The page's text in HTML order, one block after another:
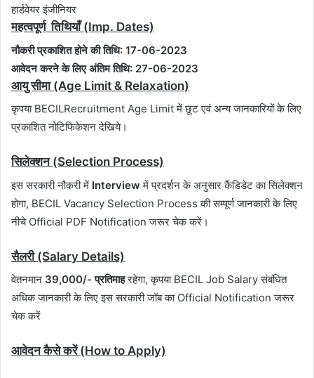
हार्डवेयर इंजीनियर
महत्वपूर्ण तिथियाँ (Imp. Dates)
नौकरी प्रकाशित होने की तिथि: 17-06-2023
आवेदन करने के लिए अंतिम तिथि: 27-06-2023
आयु सीमा (Age Limit & Relaxation)
कृपया BECILRecruitment Age Limit में छूट एवं अन्य जानकारियों के लिए
प्रकाशित नोटिफिकेशन देखिये।
सिलेक्शन (Selection Process)
इस सरकारी नौकरी में Interviewमें प्रदर्शन के अनुसार कैंडिडेट का सिलेक्शन
होगा, BECIL Vacancy Selection Process की सम्पूर्ण जानकारी के लिए
नीचे Official PDF Notification जरूर चेक करें।
सैलरी (Salary Details)
वेतनमान 39,000/- प्रतिमाहरहेगा, कृपया BECIL Job Salary संबंधित
अधिक जानकारी के लिए इस सरकारी जॉब का Official Notification जरूर
चेक करें
आवेदन कैसे करें (How to Apply)